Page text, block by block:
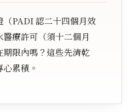
（PADI 認二十四個月效
醫療許可（須十二個月
期限內嗎？這些先清乾
累積。